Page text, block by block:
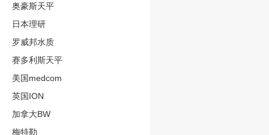
奥豪斯天平
日本理研
罗威邦水质
赛多利斯天平
美国medcom
英国ION
加拿大BW
梅特勒